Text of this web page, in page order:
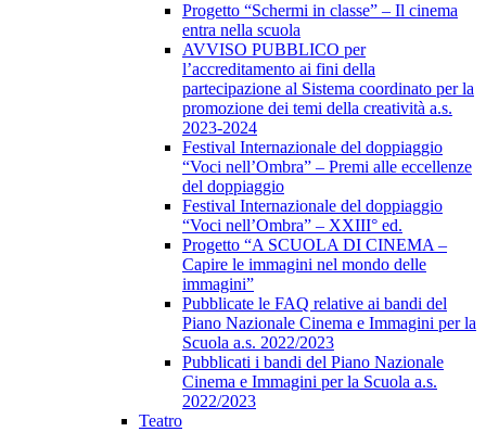
Progetto “Schermi in classe” – Il cinema
entra nella scuola
AVVISO PUBBLICO per
l’accreditamento ai fini della
partecipazione al Sistema coordinato per la
promozione dei temi della creatività a.s.
2023-2024
Festival Internazionale del doppiaggio
“Voci nell’Ombra” – Premi alle eccellenze
del doppiaggio
Festival Internazionale del doppiaggio
“Voci nell’Ombra” – XXIII° ed.
Progetto “A SCUOLA DI CINEMA –
Capire le immagini nel mondo delle
immagini”
Pubblicate le FAQ relative ai bandi del
Piano Nazionale Cinema e Immagini per la
Scuola a.s. 2022/2023
Pubblicati i bandi del Piano Nazionale
Cinema e Immagini per la Scuola a.s.
2022/2023
Teatro